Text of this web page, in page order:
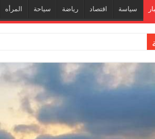
سياسة اقتصاد رياضة سياحة المرأه